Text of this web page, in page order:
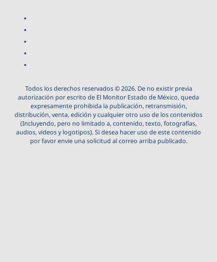
Todos los derechos reservados © 2026. De no existir previa
autorización por escrito de El Monitor Estado de México, queda
expresamente prohibida la publicación, retransmisión,
distribución, venta, edición y cualquier otro uso de los contenidos
(Incluyendo, pero no limitado a, contenido, texto, fotografías,
audios, videos y logotipos). Si desea hacer uso de este contenido
por favor envie una solicitud al correo arriba publicado.